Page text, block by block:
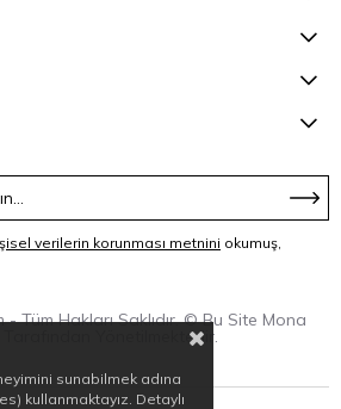
verilerin korunması metnini okumuş,
Tüm Hakları Saklıdır. © Bu Site Mona
Yönetilmektedir.
sunabilmek adına
kullanmaktayız. Detaylı